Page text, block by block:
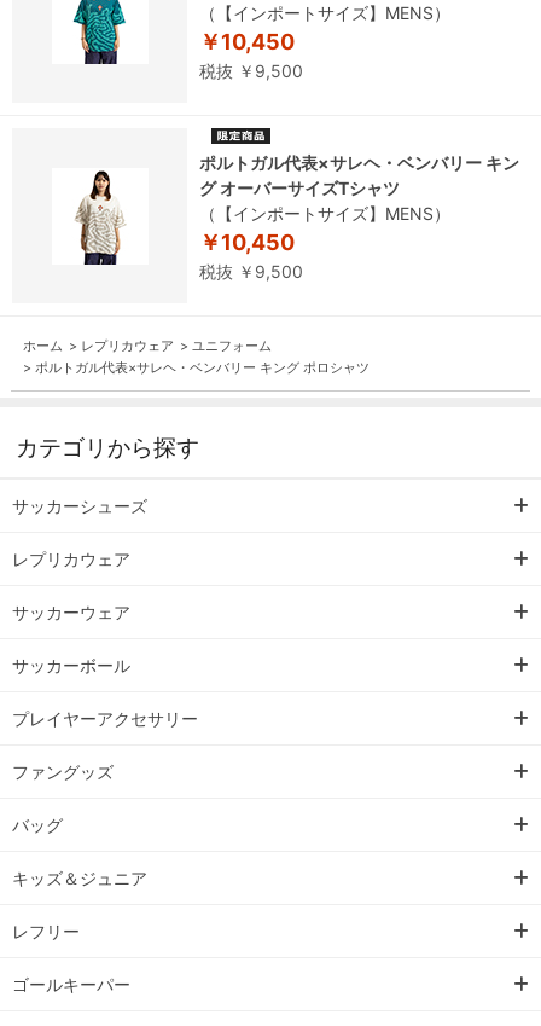
（【インポートサイズ】MENS）
￥10,450
税抜 ￥9,500
ポルトガル代表×サレヘ・ベンバリー キン
グ オーバーサイズTシャツ
（【インポートサイズ】MENS）
￥10,450
税抜 ￥9,500
ホーム > レプリカウェア > ユニフォーム
> ポルトガル代表×サレヘ・ベンバリー キング ポロシャツ
カテゴリから探す
サッカーシューズ
レプリカウェア
サッカーウェア
サッカーボール
プレイヤーアクセサリー
ファングッズ
バッグ
キッズ＆ジュニア
レフリー
ゴールキーパー